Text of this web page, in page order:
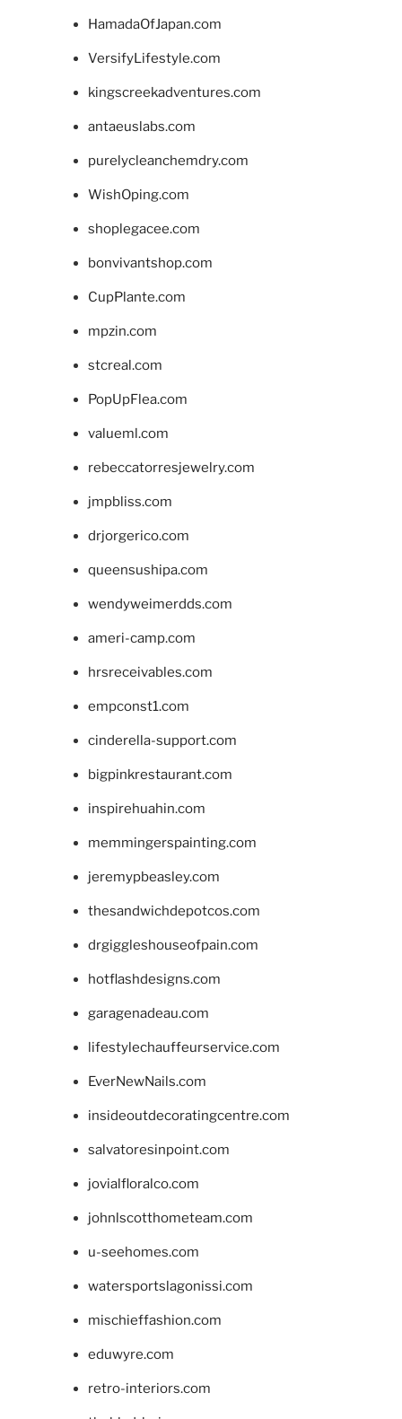
HamadaOfJapan.com
VersifyLifestyle.com
kingscreekadventures.com
antaeuslabs.com
purelycleanchemdry.com
WishOping.com
shoplegacee.com
bonvivantshop.com
CupPlante.com
mpzin.com
stcreal.com
PopUpFlea.com
valueml.com
rebeccatorresjewelry.com
jmpbliss.com
drjorgerico.com
queensushipa.com
wendyweimerdds.com
ameri-camp.com
hrsreceivables.com
empconst1.com
cinderella-support.com
bigpinkrestaurant.com
inspirehuahin.com
memmingerspainting.com
jeremypbeasley.com
thesandwichdepotcos.com
drgiggleshouseofpain.com
hotflashdesigns.com
garagenadeau.com
lifestylechauffeurservice.com
EverNewNails.com
insideoutdecoratingcentre.com
salvatoresinpoint.com
jovialfloralco.com
johnlscotthometeam.com
u-seehomes.com
watersportslagonissi.com
mischieffashion.com
eduwyre.com
retro-interiors.com